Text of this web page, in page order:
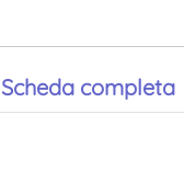
Scheda completa